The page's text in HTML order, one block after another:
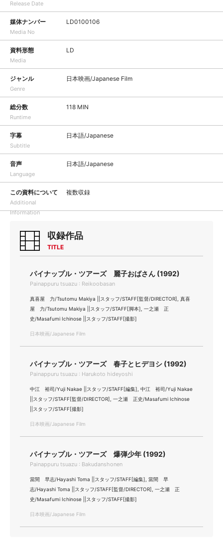
Release Date
媒体ナンバー
Media No
LD0100106
資料形態
Media
LD
ジャンル
Genre
日本映画/Japanese Film
総分数
Runtime
118 MIN
字幕
Subtitle
日本語/Japanese
音声
Language
日本語/Japanese
この資料について
Additional
Information
複数収録
収録作品
TITLE
パイナップル・ツアーズ 麗子おばさん (1992)
Painappuru tsuazu : Reikoobasan
真喜屋 力/Tsutomu Makiya ||スタッフ/STAFF[監督/DIRECTOR], 真喜
屋 力/Tsutomu Makiya ||スタッフ/STAFF[脚本], 一之瀬 正
史/Masafumi Ichinose ||スタッフ/STAFF[撮影]
日本映画/Japanese Film
パイナップル・ツアーズ 春子とヒデヨシ (1992)
Painappuru tsuazu : Harukoto hideyoshi
中江 裕司/Yuji Nakae ||スタッフ/STAFF[編集], 中江 裕司/Yuji Nakae
||スタッフ/STAFF[監督/DIRECTOR], 一之瀬 正史/Masafumi Ichinose
||スタッフ/STAFF[撮影]
日本映画/Japanese Film
パイナップル・ツアーズ 爆弾少年 (1992)
Painappuru tsuazu : Bakudanshonen
當間 早志/Hayashi Toma ||スタッフ/STAFF[編集], 當間 早
志/Hayashi Toma ||スタッフ/STAFF[監督/DIRECTOR], 一之瀬 正
史/Masafumi Ichinose ||スタッフ/STAFF[撮影]
日本映画/Japanese Film